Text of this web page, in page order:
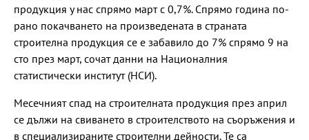
продукция у нас спрямо март с 0,7%. Спрямо година по-
рано покачването на произведената в страната
строителна продукция се е забавило до 7% спрямо 9 на
сто през март, сочат данни на Националния
статистически институт (НСИ).
Месечният спад на строителната продукция през април
се дължи на свиването в строителството на съоръжения и
в специализираните строителни дейности. Те са